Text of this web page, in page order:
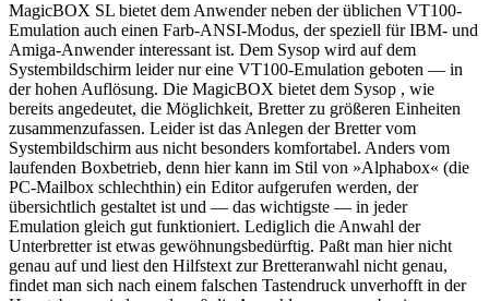
MagicBOX SL bietet dem Anwender neben der üblichen VT100-
Emulation auch einen Farb-ANSI-Modus, der speziell für IBM- und
Amiga-Anwender interessant ist. Dem Sysop wird auf dem
Systembildschirm leider nur eine VT100-Emulation geboten — in
der hohen Auflösung. Die MagicBOX bietet dem Sysop , wie
bereits angedeutet, die Möglichkeit, Bretter zu größeren Einheiten
zusammenzufassen. Leider ist das Anlegen der Bretter vom
Systembildschirm aus nicht besonders komfortabel. Anders vom
laufenden Boxbetrieb, denn hier kann im Stil von »Alphabox« (die
PC-Mailbox schlechthin) ein Editor aufgerufen werden, der
übersichtlich gestaltet ist und — das wichtigste — in jeder
Emulation gleich gut funktioniert. Lediglich die Anwahl der
Unterbretter ist etwas gewöhnungsbedürftig. Paßt man hier nicht
genau auf und liest den Hilfstext zur Bretteranwahl nicht genau,
findet man sich nach einem falschen Tastendruck unverhofft in der